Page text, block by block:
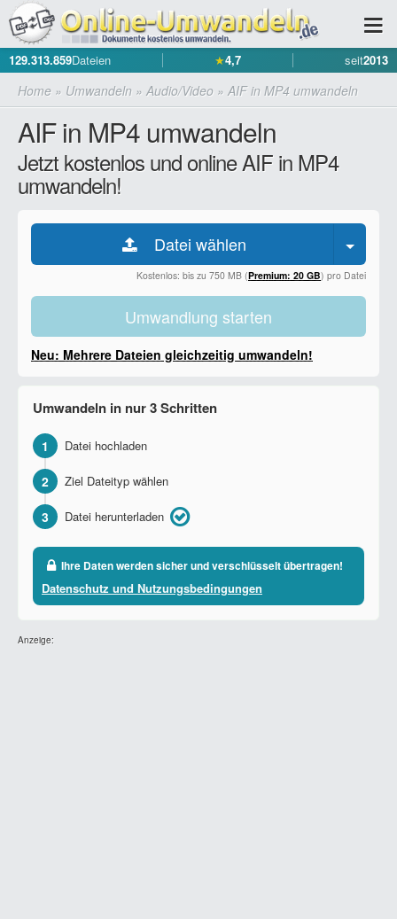
129.313.859Dateien ★4,7 seit2013
Home » Umwandeln » Audio/Video » AIF in MP4 umwandeln
AIF in MP4 umwandeln
Jetzt kostenlos und online AIF in MP4
umwandeln!
Datei wählen
Kostenlos: bis zu 750 MB (Premium: 20 GB) pro Datei
Umwandlung starten
Neu: Mehrere Dateien gleichzeitig umwandeln!
Umwandeln in nur 3 Schritten
1 Datei hochladen
2 Ziel Dateityp wählen
3 Datei herunterladen
Ihre Daten werden sicher und verschlüsselt übertragen!
Datenschutz und Nutzungsbedingungen
Anzeige: